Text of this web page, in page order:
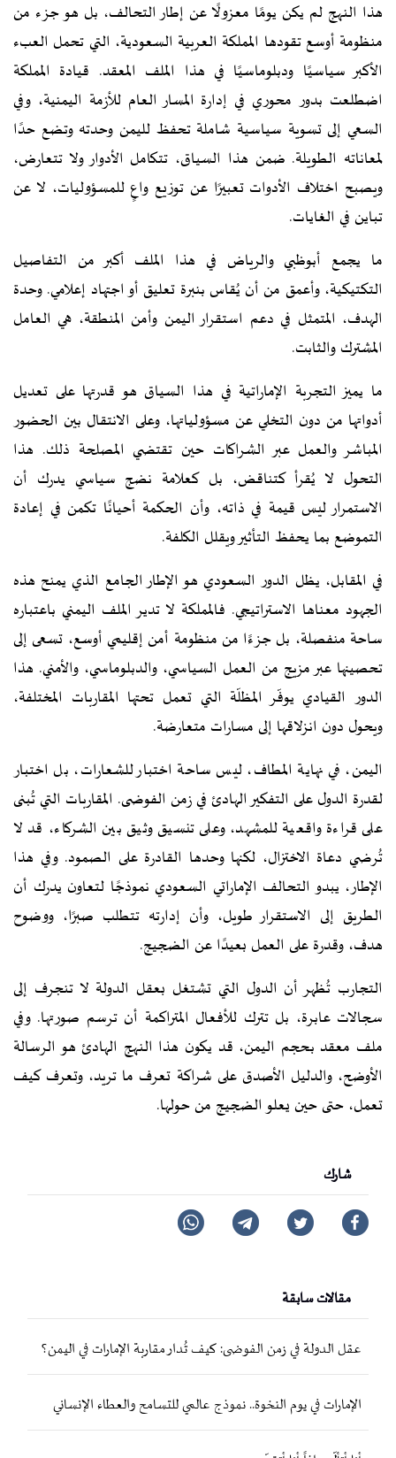
هذا النهج لم يكن يومًا معزولًا عن إطار التحالف، بل هو جزء من
منظومة أوسع تقودها المملكة العربية السعودية، التي تحمل العبء
الأكبر سياسيًا ودبلوماسيًا في هذا الملف المعقد. قيادة المملكة
اضطلعت بدور محوري في إدارة المسار العام للأزمة اليمنية، وفي
السعي إلى تسوية سياسية شاملة تحفظ لليمن وحدته وتضع حدًا
لمعاناته الطويلة. ضمن هذا السياق، تتكامل الأدوار ولا تتعارض،
ويصبح اختلاف الأدوات تعبيرًا عن توزيع واعٍ للمسؤوليات، لا عن
تباين في الغايات.
ما يجمع أبوظبي والرياض في هذا الملف أكبر من التفاصيل
التكتيكية، وأعمق من أن يُقاس بنبرة تعليق أو اجتهاد إعلامي. وحدة
الهدف، المتمثل في دعم استقرار اليمن وأمن المنطقة، هي العامل
المشترك والثابت.
ما يميز التجربة الإماراتية في هذا السياق هو قدرتها على تعديل
أدواتها من دون التخلي عن مسؤولياتها، وعلى الانتقال بين الحضور
المباشر والعمل عبر الشراكات حين تقتضي المصلحة ذلك. هذا
التحول لا يُقرأ كتناقض، بل كعلامة نضج سياسي يدرك أن
الاستمرار ليس قيمة في ذاته، وأن الحكمة أحيانًا تكمن في إعادة
التموضع بما يحفظ التأثير ويقلل الكلفة.
في المقابل، يظل الدور السعودي هو الإطار الجامع الذي يمنح هذه
الجهود معناها الاستراتيجي. فالمملكة لا تدير الملف اليمني باعتباره
ساحة منفصلة، بل جزءًا من منظومة أمن إقليمي أوسع، تسعى إلى
تحصينها عبر مزيج من العمل السياسي، والدبلوماسي، والأمني. هذا
الدور القيادي يوفّر المظلّة التي تعمل تحتها المقاربات المختلفة،
ويحول دون انزلاقها إلى مسارات متعارضة.
اليمن، في نهاية المطاف، ليس ساحة اختبار للشعارات، بل اختبار
لقدرة الدول على التفكير الهادئ في زمن الفوضى. المقاربات التي تُبنى
على قراءة واقعية للمشهد، وعلى تنسيق وثيق بين الشركاء، قد لا
تُرضي دعاة الاختزال، لكنها وحدها القادرة على الصمود. وفي هذا
الإطار، يبدو التحالف الإماراتي السعودي نموذجًا لتعاون يدرك أن
الطريق إلى الاستقرار طويل، وأن إدارته تتطلب صبرًا، ووضوح
هدف، وقدرة على العمل بعيدًا عن الضجيج.
التجارب تُظهر أن الدول التي تشتغل بعقل الدولة لا تنجرف إلى
سجالات عابرة، بل تترك للأفعال المتراكمة أن ترسم صورتها. وفي
ملف معقد بحجم اليمن، قد يكون هذا النهج الهادئ هو الرسالة
الأوضح، والدليل الأصدق على شراكة تعرف ما تريد، وتعرف كيف
تعمل، حتى حين يعلو الضجيج من حولها.
شارك
مقالات سابقة
عقل الدولة في زمن الفوضى: كيف تُدار مقاربة الإمارات في اليمن؟
الإمارات في يوم النخوة.. نموذج عالمي للتسامح والعطاء الإنساني